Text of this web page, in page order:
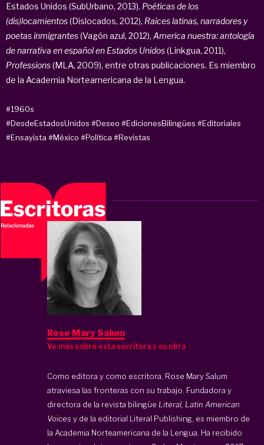
Estados Unidos (SubUrbano, 2013), Poéticas de los
(dis)locamientos(Dislocados, 2012), Raíces latinas, narradores y
poetas inmigrantes(Vagón azul, 2012), America nuestra: antología
de narrativa en español en Estados Unidos(Linkgua, 2011),
Professions(MLA, 2009), entre otras publicaciones. Es miembro
de la Academia Norteamericana de la Lengua.
#1960s
#DesdeEstadosUnidos #Deseo #EdicionesBilingües #Editoriales
#Ensayista #México #Política #Revistas
Rose Mary Salum
Ve más sobre esta escritora y su obra
Como editora y como escritora, Rose Mary Salum
atraviesa las fronteras con su trabajo. Fundadora y
directora de la revista bilingüe Literal, Latin American
Voices y de la editorial Literal Publishing, es miembro de
la Academia Norteamericana de la Lengua. Ha recibido